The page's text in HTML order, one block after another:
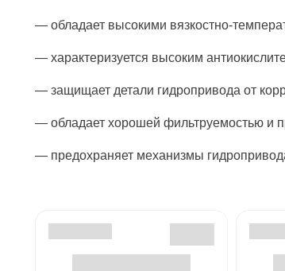
— обладает высокими вязкостно-
— характеризуется высоким
— защищает детали гидропривода от
— обладает хорошей фильтруемостью и
— предохраняет механизмы